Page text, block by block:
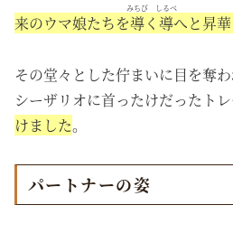
来のウマ娘たちを導
みちび
く 導
しるべ
へと昇
その堂々とした佇まいに目を奪
シーザリオに首ったけだったトレ
けました。
パートナーの姿